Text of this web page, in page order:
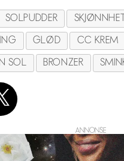
SOLPUDDER
GLØD CC KREM
SOL
BRONZER